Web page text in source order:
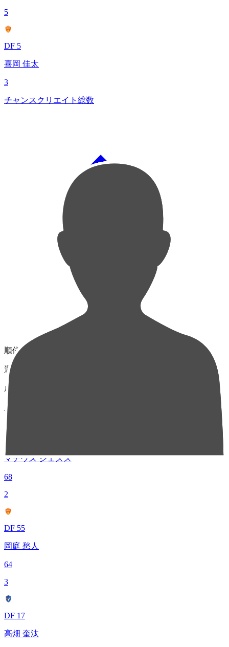
5
DF 5
喜岡 佳太
3
チャンスクリエイト総数
順位
選手名
成績
1
MF 10
マテウス ジェズス
68
2
DF 55
岡庭 愁人
64
3
DF 17
高畑 奎汰